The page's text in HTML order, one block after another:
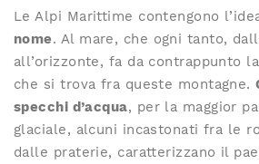
Le Alpi Marittime contengono
nome. Al mare, che ogni tanto,
all’orizzonte, fa da contrappunto
che si trova fra queste montagne.
specchi d’acqua, per la maggior
glaciale, alcuni incastonati fra le
dalle praterie, caratterizzano il